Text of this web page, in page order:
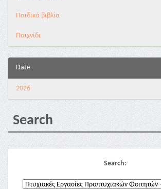
Παιδικά βιβλία
Παιχνίδι
Date
2026
Search
Search: